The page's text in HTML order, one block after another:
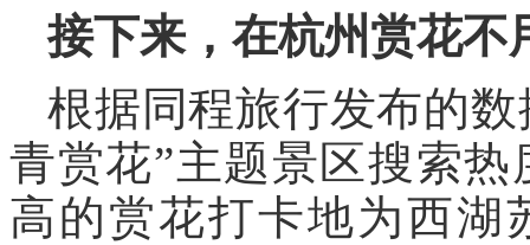
接下来，在杭州赏花不
根据同程旅行发布的
青赏花”主题景区搜索
高的赏花打卡地为西湖